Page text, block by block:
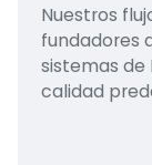
Nuestros
fundadores
sistemas de
calidad